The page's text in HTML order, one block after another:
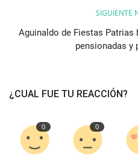
SIGUIENTE
Aguinaldo de Fiestas Patrias
pensionadas y
¿CUAL FUE TU REACCIÓN?
0 0